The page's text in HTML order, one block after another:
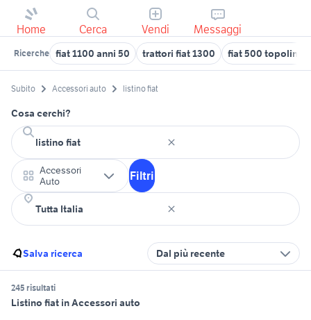
Home Cerca Vendi Messaggi
Ricerche fiat 1100 anni 50 trattori fiat 1300 fiat 500 topolino
Subito Accessori auto listino fiat
Cosa cerchi?
Accessori
Auto
Filtri
Salva ricerca Dal più recente
245 risultati
Listino fiat in Accessori auto